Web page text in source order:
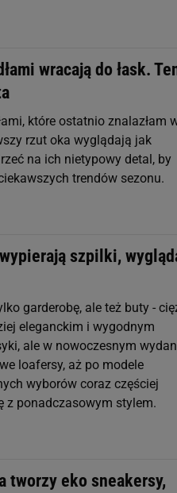
wracają do łask.
które ostatnio znalazłam
rzut oka wyglądają jak
na ich nietypowy detal, by
trendów sezonu.
szpilki,
garderobę, ale też buty -
eleganckim i wygodnym
ale w nowoczesnym
loafersy, aż po modele
wyborów coraz częściej
z ponadczasowym stylem.
tworzy eko sneakersy,